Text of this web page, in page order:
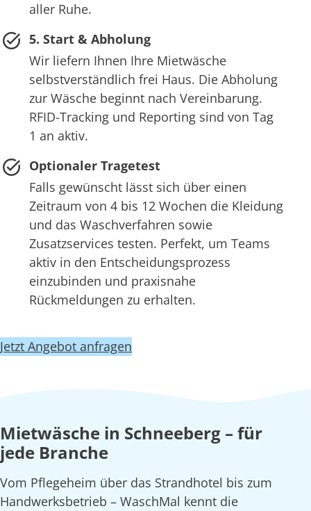
aller Ruhe.
5. Start & Abholung
Wir liefern Ihnen Ihre Mietwäsche
selbstverständlich frei Haus. Die Abholung
zur Wäsche beginnt nach Vereinbarung.
RFID-Tracking und Reporting sind von Tag
1 an aktiv.
Optionaler Tragetest
Falls gewünscht lässt sich über einen
Zeitraum von 4 bis 12 Wochen die Kleidung
und das Waschverfahren sowie
Zusatzservices testen. Perfekt, um Teams
aktiv in den Entscheidungsprozess
einzubinden und praxisnahe
Rückmeldungen zu erhalten.
Jetzt Angebot anfragen
Mietwäsche in Schneeberg – für
jede Branche
Vom Pflegeheim über das Strandhotel bis zum
Handwerksbetrieb – WaschMal kennt die